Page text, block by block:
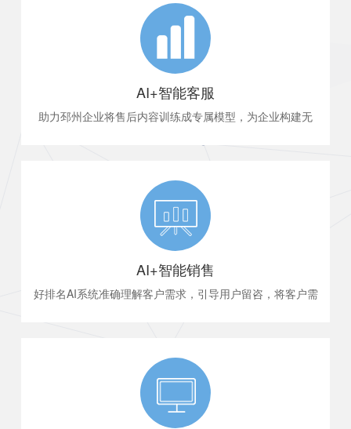
AI+智能客服
助力邳州企业将售后内容训练成专属模型，为企业构建无
AI+智能销售
好排名AI系统准确理解客户需求，引导用户留咨，将客户需